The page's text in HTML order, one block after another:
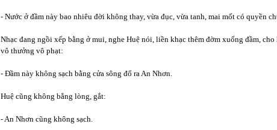
- Nước ở đầm này bao nhiêu đời không thay, vừa đục, vừa tanh, mai mốt có quyền
Nhạc đang ngồi xếp bằng ở mui, nghe Huệ nói, liền khạc thêm đờm xuống đầm,
vô thưởng vô phạt:
- Đầm này không sạch bằng cửa sông đổ ra An Nhơn.
Huệ cũng không bằng lòng, gắt:
- An Nhơn cũng không sạch.